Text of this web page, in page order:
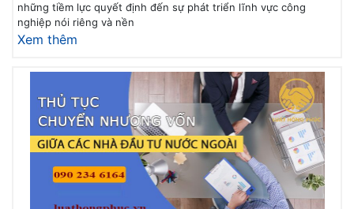
những tiềm lực quyết định đến sự phát triển lĩnh vực công
nghiệp nói riêng và nền
Xem thêm